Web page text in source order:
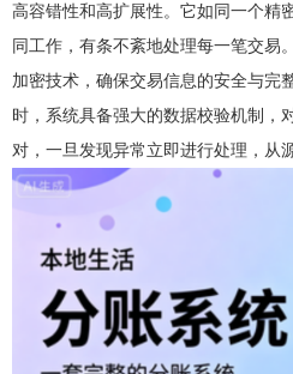
高容错性和高扩展性。它如同一个精
同工作，有条不紊地处理每一笔交易
加密技术，确保交易信息的安全与完
时，系统具备强大的数据校验机制，
对，一旦发现异常立即进行处理，从